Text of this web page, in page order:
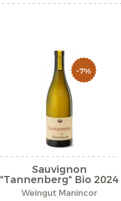
-7%
Sauvignon
"Tannenberg" Bio 2024
Weingut Manincor